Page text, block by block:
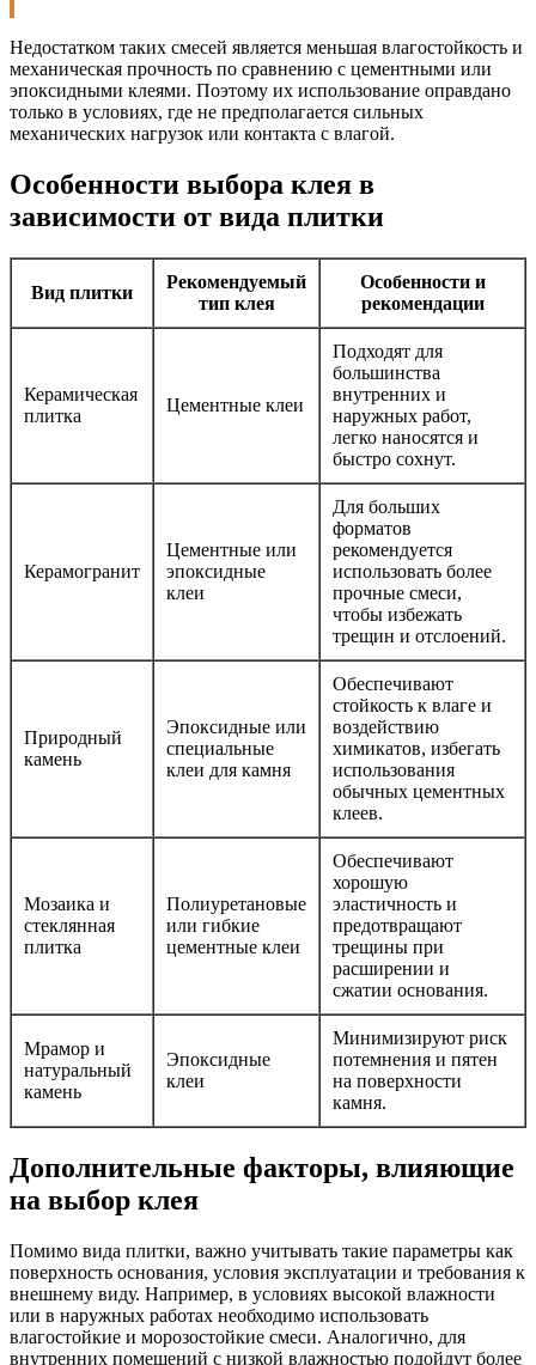
Недостатком таких смесей является меньшая влагостойкость и
механическая прочность по сравнению с цементными или
эпоксидными клеями. Поэтому их использование оправдано
только в условиях, где не предполагается сильных
механических нагрузок или контакта с влагой.
Особенности выбора клея в
зависимости от вида плитки
Вид плитки
Рекомендуемый
тип клея
Особенности и
рекомендации
Керамическая
плитка
Цементные клеи
Подходят для
большинства
внутренних и
наружных работ,
легко наносятся и
быстро сохнут.
Керамогранит
Цементные или
эпоксидные
клеи
Для больших
форматов
рекомендуется
использовать более
прочные смеси,
чтобы избежать
трещин и отслоений.
Природный
камень
Эпоксидные или
специальные
клеи для камня
Обеспечивают
стойкость к влаге и
воздействию
химикатов, избегать
использования
обычных цементных
клеев.
Мозаика и
стеклянная
плитка
Полиуретановые
или гибкие
цементные клеи
Обеспечивают
хорошую
эластичность и
предотвращают
трещины при
расширении и
сжатии основания.
Мрамор и
натуральный
камень
Эпоксидные
клеи
Минимизируют риск
потемнения и пятен
на поверхности
камня.
Дополнительные факторы, влияющие
на выбор клея
Помимо вида плитки, важно учитывать такие параметры как
поверхность основания, условия эксплуатации и требования к
внешнему виду. Например, в условиях высокой влажности
или в наружных работах необходимо использовать
влагостойкие и морозостойкие смеси. Аналогично, для
внутренних помещений с низкой влажностью подойдут более